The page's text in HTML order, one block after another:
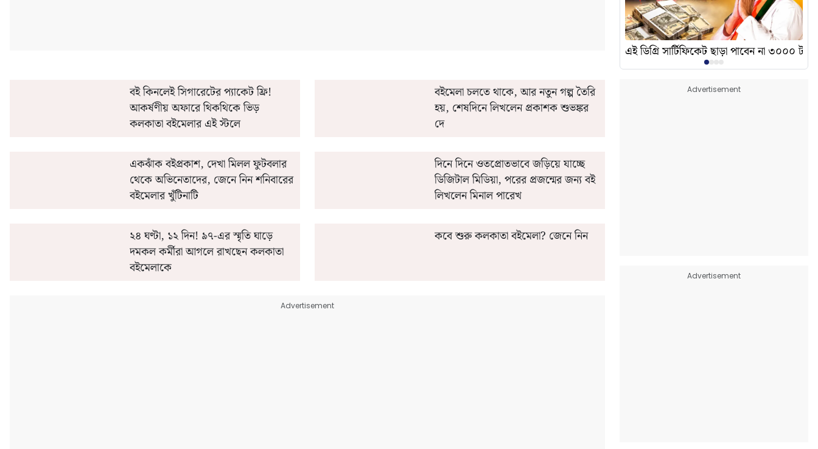
বই কিনলেই সিগারেটের প্যাকেট ফ্রি!
আকর্ষণীয় অফারে থিকথিকে ভিড়
কলকাতা বইমেলার এই স্টলে
বইমেলা চলতে থাকে, আর নতুন গল্প তৈরি
হয়, শেষদিনে লিখলেন প্রকাশক শুভঙ্কর
দে
একঝাঁক বইপ্রকাশ, দেখা মিলল ফুটবলার
থেকে অভিনেতাদের, জেনে নিন শনিবারের
বইমেলার খুঁটিনাটি
দিনে দিনে ওতপ্রোতভাবে জড়িয়ে যাচ্ছে
ডিজিটাল মিডিয়া, পরের প্রজন্মের জন্য বই
লিখলেন মিনাল পারেখ
২৪ ঘণ্টা, ১২ দিন! ৯৭-এর স্মৃতি ঘাড়ে
দমকল কর্মীরা আগলে রাখছেন কলকাতা
বইমেলাকে
কবে শুরু কলকাতা বইমেলা?‌ জেনে নিন
Advertisement
মিশর কোচ কেন 'এক্স' চিহ্ন দেখালেন? এর অর্থ কী?এই ডিগ্রি সার্টিফিকেট ছাড়া পাবেন না ৩০০০ টাকা
Advertisement
Advertisement